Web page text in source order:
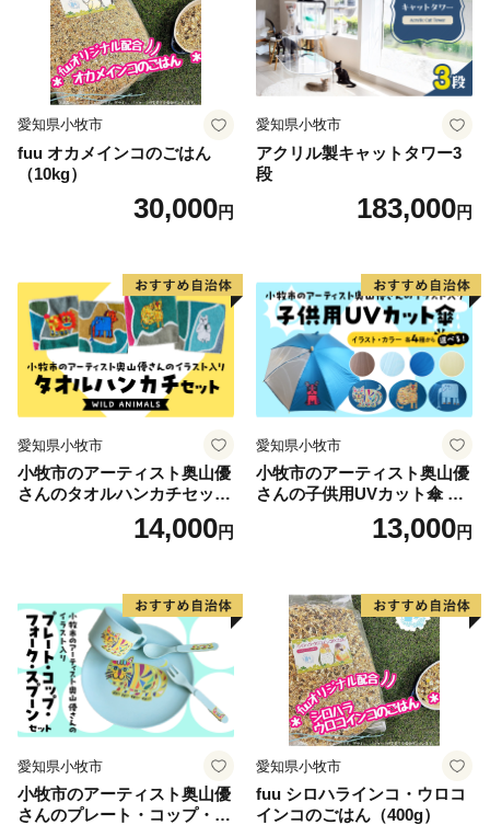
愛知県小牧市
fuu オカメインコのごはん
（10kg）
30,000円
愛知県小牧市
アクリル製キャットタワー3
段
183,000円
愛知県小牧市
小牧市のアーティスト奥山優
さんのタオルハンカチセット
WILD ANIMALS 小牧市制70
14,000円
愛知県小牧市
小牧市のアーティスト奥山優
さんの子供用UVカット傘 小
牧市制70周年記念13,000円
愛知県小牧市
小牧市のアーティスト奥山優
さんのプレート・コップ・フ
愛知県小牧市
fuu シロハラインコ・ウロコ
インコのごはん（400g）